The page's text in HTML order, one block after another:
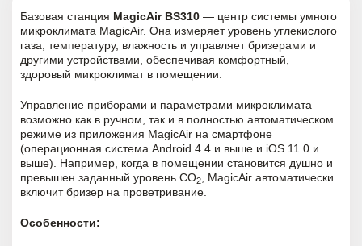
Базовая станция MagicAir BS310 — центр системы умного
микроклимата MagicAir. Она измеряет уровень углекислого
газа, температуру, влажность и управляет бризерами и
другими устройствами, обеспечивая комфортный,
здоровый микроклимат в помещении.
Управление приборами и параметрами микроклимата
возможно как в ручном, так и в полностью автоматическом
режиме из приложения MagicAir на смартфоне
(операционная система Android 4.4 и выше и iOS 11.0 и
выше).
Например, когда в помещении становится душно и
превышен заданный уровень CO2
, MagicAir автоматически
включит бризер на проветривание.
Особенности: